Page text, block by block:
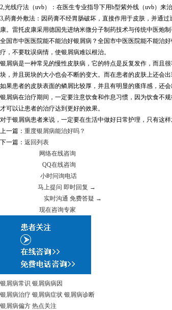
2,光线疗法（uvb）：在医生专业指导下用b型紫外线（uvb）来
3,药膏外敷法：因药膏不经胃肠破坏，直接作用于皮肤，并通
康。雷托皮康采用德国先进纳米微分子制药技术与传统中医炮
全国市中医医院能不能治好银屑病？全国市中医医院能不能治
疗，不要耽误病情，使银屑病难以根治。
银屑病是一种常见的慢性皮肤病，它的特点是反复发作，而且
块，并且斑块的大小也会不断的变大。而在患者的皮肤上还会
如果患者的皮肤表面的鳞屑比较厚，并且有明显的瘙痒感，还
银屑病在治疗期间，一定要注意饮食和作息习惯，因为饮食不
才可以让患者的治疗达到更好的效果。
对于银屑病患者来说，一定要在生活中做好日常护理，只有这
上一篇： 重度银屑病能治好吗？
下一篇： 返回列表
网络在线咨询
QQ在线咨询
小时问询电话
马上提问 即时回复 →
实时沟通 免费答疑 →
现在咨询专家
银屑病常识 银屑病病因
银屑病治疗 银屑病症状 银屑病诊断
银屑病偏方 热点关注